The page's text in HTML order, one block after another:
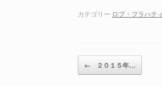
カテゴリー ロブ・フラハティ
投稿ナビゲーション
← ２０１５年…